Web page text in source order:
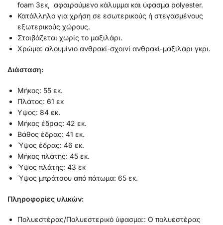
foam 3εκ, αφαιρούμενο κάλυμμα και ύφασμα polyester.
Κατάλληλο για χρήση σε εσωτερικούς ή στεγασμένους
εξωτερικούς χώρους.
Στοιβάζεται χωρίς το μαξιλάρι.
Χρώμα: αλουμίνιο ανθρακί-σχοινί ανθρακί-μαξιλάρι γκρι.
Διάσταση:
Μήκος: 55 εκ.
Πλάτος: 61 εκ
Υψος: 84 εκ.
Μήκος έδρας: 42 εκ.
Βάθος έδρας: 41 εκ.
Ύψος έδρας: 46 εκ.
Μήκος πλάτης: 45 εκ.
Ύψος πλάτης: 43 εκ
Ύψος μπράτσου από πάτωμα: 65 εκ.
Πληροφορίες υλικών:
Πολυεστέρας/Πολυεστερικό ύφασμα:: Ο πολυεστέρας